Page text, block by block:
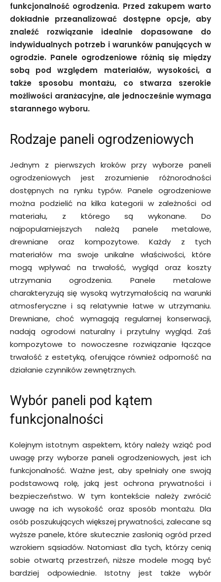
funkcjonalność ogrodzenia. Przed zakupem warto
dokładnie przeanalizować dostępne opcje, aby
znaleźć rozwiązanie idealnie dopasowane do
indywidualnych potrzeb i warunków panujących w
ogrodzie. Panele ogrodzeniowe różnią się między
sobą pod względem materiałów, wysokości, a
także sposobu montażu, co stwarza szerokie
możliwości aranżacyjne, ale jednocześnie wymaga
starannego wyboru.
Rodzaje paneli ogrodzeniowych
Jednym z pierwszych kroków przy wyborze paneli
ogrodzeniowych jest zrozumienie różnorodności
dostępnych na rynku typów. Panele ogrodzeniowe
można podzielić na kilka kategorii w zależności od
materiału, z którego są wykonane. Do
najpopularniejszych należą panele metalowe,
drewniane oraz kompozytowe. Każdy z tych
materiałów ma swoje unikalne właściwości, które
mogą wpływać na trwałość, wygląd oraz koszty
utrzymania ogrodzenia. Panele metalowe
charakteryzują się wysoką wytrzymałością na warunki
atmosferyczne i są relatywnie łatwe w utrzymaniu.
Drewniane, choć wymagają regularnej konserwacji,
nadają ogrodowi naturalny i przytulny wygląd. Zaś
kompozytowe to nowoczesne rozwiązanie łączące
trwałość z estetyką, oferujące również odporność na
działanie czynników zewnętrznych.
Wybór paneli pod kątem
funkcjonalności
Kolejnym istotnym aspektem, który należy wziąć pod
uwagę przy wyborze paneli ogrodzeniowych, jest ich
funkcjonalność. Ważne jest, aby spełniały one swoją
podstawową rolę, jaką jest ochrona prywatności i
bezpieczeństwo. W tym kontekście należy zwrócić
uwagę na ich wysokość oraz sposób montażu. Dla
osób poszukujących większej prywatności, zalecane są
wyższe panele, które skutecznie zasłonią ogród przed
wzrokiem sąsiadów. Natomiast dla tych, którzy cenią
sobie otwartą przestrzeń, niższe modele mogą być
bardziej odpowiednie. Istotny jest także wybór